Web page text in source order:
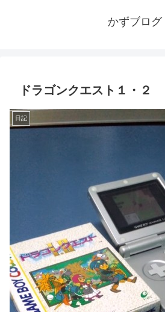
かずブログ
ドラゴンクエスト１・２
日記